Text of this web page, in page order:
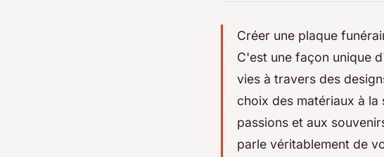
Créer une plaque
C'est une façon unique
vies à travers des
choix des matériaux à
passions et aux
parle véritablement de